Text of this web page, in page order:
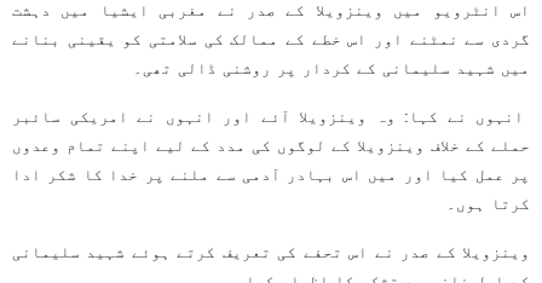
اس انٹرویو میں وینزویلا کے صدر نے مغربی ایشیا میں دہشت
گردی سے نمٹنے اور اس خطے کے ممالک کی سلامتی کو یقینی بنانے
میں شہید سلیمانی کے کردار پر روشنی ڈالی تھی۔
انہوں نے کہا: وہ وینزویلا آئے اور انہوں نے امریکی سائبر
حملے کے خلاف وینزویلا کے لوگوں کی مدد کے لیے اپنے تمام وعدوں
پر عمل کیا اور میں اس بہادر آدمی سے ملنے پر خدا کا شکر ادا
کرتا ہوں۔
وینزویلا کے صدر نے اس تحفے کی تعریف کرتے ہوئے شہید سلیمانی